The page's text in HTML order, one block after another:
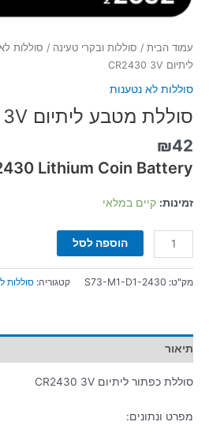
עמוד הבית / סוללות ובקרי טעינה / סוללות
ליתיום CR2430 3V
סוללות לא נטענות
סוללת מטבע ליתיום CR2430 3V
₪42
Lithium Coin Battery
זמינות: קיים במלאי
הוספה לסל
מק"ט: S73-M1-D1-2430 קטגוריה: סוללות
תיאור
סוללת כפתור ליתיום CR2430 3V
מפרט ונתונים: